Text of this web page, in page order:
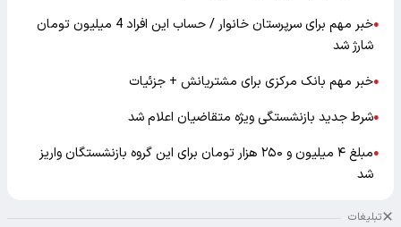
●
خبر مهم برای سرپرستان خانوار / حساب این افراد 4 میلیون تومان
شارژ شد
●خبر مهم بانک مرکزی برای مشتریانش + جزئیات
●شرط جدید بازنشستگی ویژه متقاضیان اعلام شد
●
مبلغ ۴ میلیون و ۲۵۰ هزار تومان برای این گروه بازنشستگان واریز
شد
تبلیغات